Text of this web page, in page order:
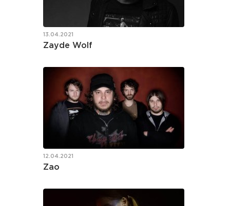
13.04.2021
Zayde Wolf
12.04.2021
Zao